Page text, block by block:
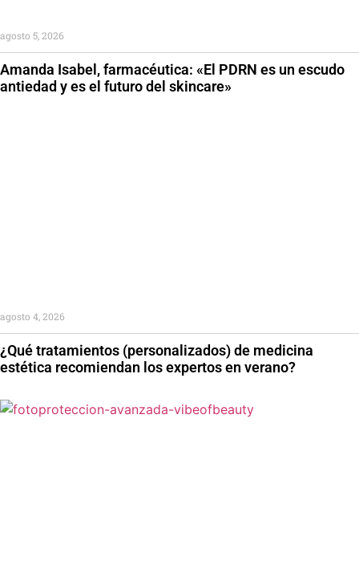
Amanda Isabel, farmacéutica: «El PDRN es un escudo
antiedad y es el futuro del skincare»
agosto 5, 2026
¿Qué tratamientos (personalizados) de medicina
estética recomiendan los expertos en verano?
agosto 4, 2026